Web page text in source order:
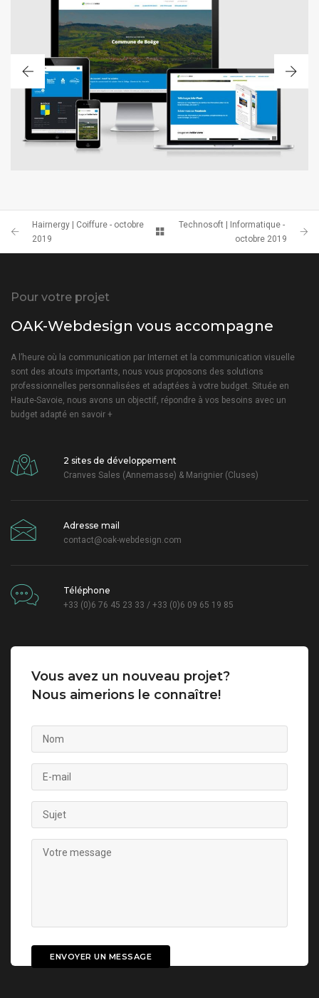
SITE WEB RESPONSIF
Hairnergy | Coiffure - octobre
2019
Technosoft | Informatique -
octobre 2019
Pour votre projet
OAK-Webdesign vous accompagne
A l’heure où la communication par Internet et la communication visuelle
sont des atouts importants, nous vous proposons des solutions
professionnelles personnalisées et adaptées à votre budget. Située en
Haute-Savoie, nous avons un objectif, répondre à vos besoins avec un
budget adapté en savoir +
2 sites de développement
Cranves Sales (Annemasse) & Marignier (Cluses)
Adresse mail
contact@oak-webdesign.com
Téléphone
+33 (0)6 76 45 23 33 / +33 (0)6 09 65 19 85
Vous avez un nouveau projet?
Nous aimerions le connaître!